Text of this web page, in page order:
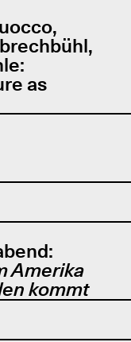
as
Amerika
kommt